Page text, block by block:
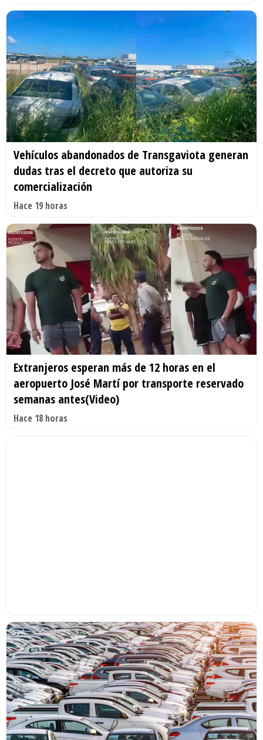
Vehículos abandonados de Transgaviota generan
dudas tras el decreto que autoriza su
comercialización
Hace 19 horas
Extranjeros esperan más de 12 horas en el
aeropuerto José Martí por transporte reservado
semanas antes(Video)
Hace 18 horas